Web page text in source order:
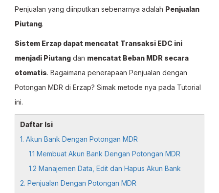
Penjualan yang diinputkan sebenarnya adalah Penjualan
Piutang.
Sistem Erzap dapat mencatat Transaksi EDC ini
menjadi Piutang dan mencatat Beban MDR secara
otomatis. Bagaimana penerapaan Penjualan dengan
Potongan MDR di Erzap? Simak metode nya pada Tutorial
ini.
Daftar Isi
1. Akun Bank Dengan Potongan MDR
1.1 Membuat Akun Bank Dengan Potongan MDR
1.2 Manajemen Data, Edit dan Hapus Akun Bank
2. Penjualan Dengan Potongan MDR